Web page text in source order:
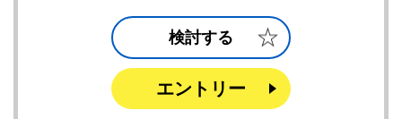
検討する
エントリー